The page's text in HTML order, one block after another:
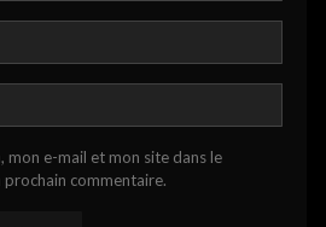
mon e-mail et mon site dans le
commentaire.